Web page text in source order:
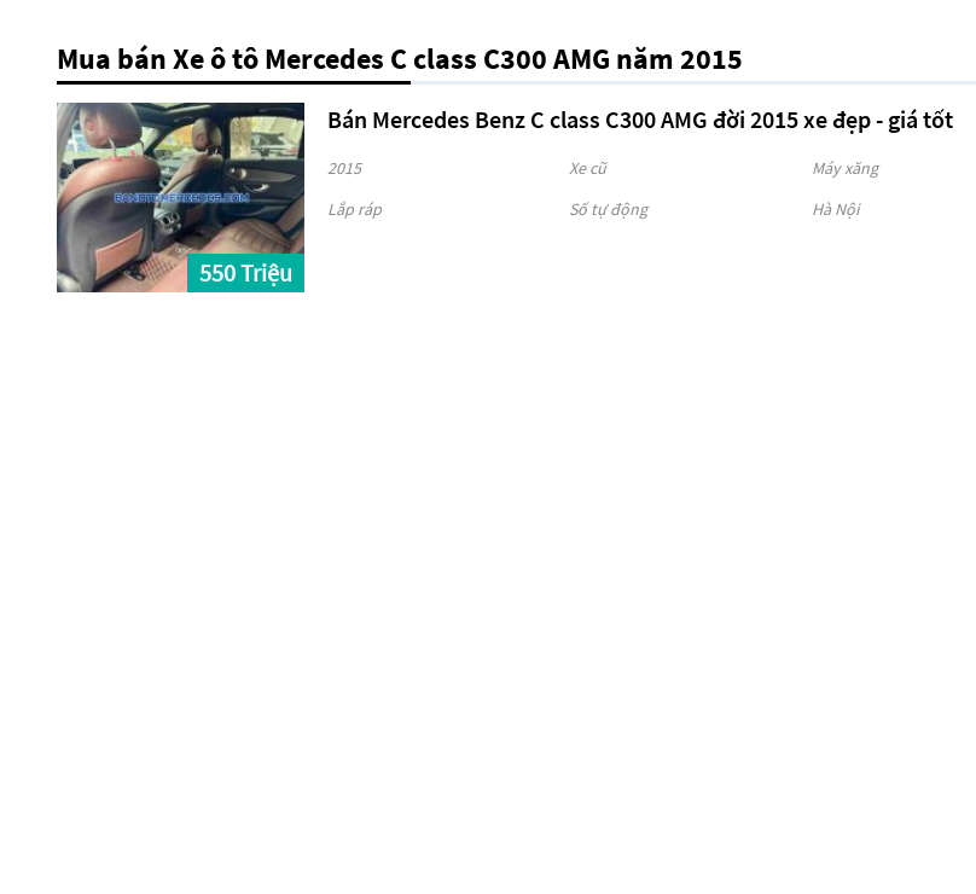
Mua bán Xe ô tô Mercedes C class C300 AMG năm 2015
550 Triệu
Bán Mercedes Benz C class C300 AMG đời 2015 xe đẹp - giá tốt
2015 Xe cũ
Máy xăng
Lắp ráp
Số tự động Hà Nội